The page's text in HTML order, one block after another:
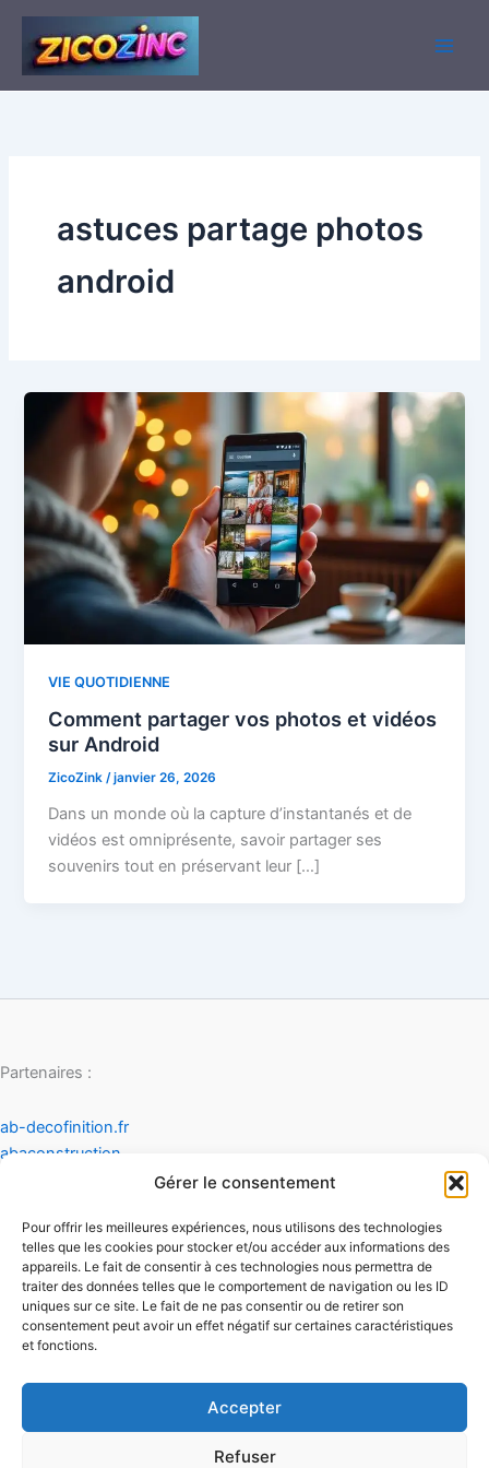
Gérer le consentement
Pour offrir les meilleures expériences, nous utilisons des technologies
telles que les cookies pour stocker et/ou accéder aux informations des
appareils. Le fait de consentir à ces technologies nous permettra de
traiter des données telles que le comportement de navigation ou les ID
uniques sur ce site. Le fait de ne pas consentir ou de retirer son
consentement peut avoir un effet négatif sur certaines caractéristiques
et fonctions.
Accepter
Refuser
Aller
contenu
astuces partage photos
android
VIE QUOTIDIENNE
Comment partager vos photos et vidéos
sur Android
ZicoZink/janvier 26, 2026
Dans un monde où la capture d’instantanés et de
vidéos est omniprésente, savoir partager ses
souvenirs tout en préservant leur […]
Partenaires :
ab-decofinition.fr
abaconstruction
infinideco
Contact
Mentions légales
Conditions générales d'utilisation
Conditions générales de vente